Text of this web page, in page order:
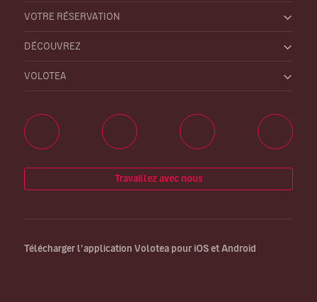
VOTRE RÉSERVATION
DÉCOUVREZ
VOLOTEA
Travaillez avec nous
Télécharger l’application Volotea pour iOS et Android